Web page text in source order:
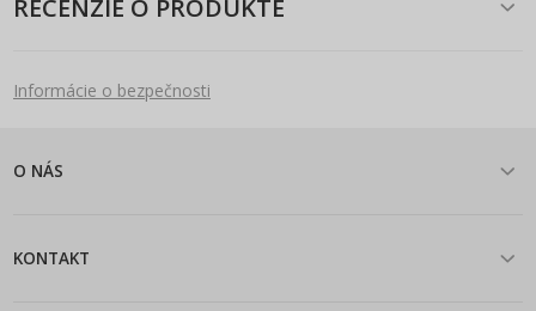
RECENZIE O PRODUKTE
Informácie o bezpečnosti
O NÁS
KONTAKT